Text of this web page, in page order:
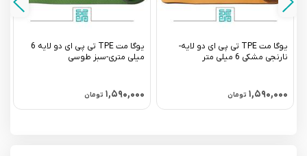
یوگا مت TPE تی پی ای دو لایه-
نارنجی مشکی 6 میلی متر
۱,۵۹۰,۰۰۰ تومان
یوگا مت TPE تی پی ای دو لایه 6
میلی متری-سبز طوسی
۱,۵۹۰,۰۰۰ تومان